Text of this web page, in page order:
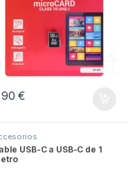
€
USB-C a USB-C de 1